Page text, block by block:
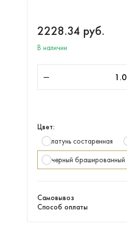
2228.34 руб.
В наличии
Цвет:
латунь состаренная
черный
Самовывоз
Способ оплаты